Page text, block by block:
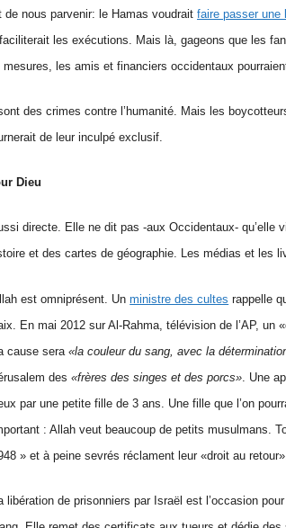
nous parvenir: le Hamas voudrait faire passer une
les exécutions. Mais là, gageons que les
les amis et financiers occidentaux
des crimes contre l’humanité. Mais les
de leur inculpé exclusif.
Dieu
directe. Elle ne dit pas -aux Occidentaux-
et des cartes de géographie. Les médias et les
est omniprésent. Unministre des cultes rappelle
En mai 2012 sur Al-Rahma, télévision de l’AP, un
cause sera«la couleur du sang, avec la
des«frères des singes et des porcs» . Une
par une petite fille de 3 ans. Une fille que l’on
: Allah veut beaucoup de petits musulmans.
» et à peine sevrés réclament leur «droit au retour».
libération de prisonniers par Israël est l’occasion